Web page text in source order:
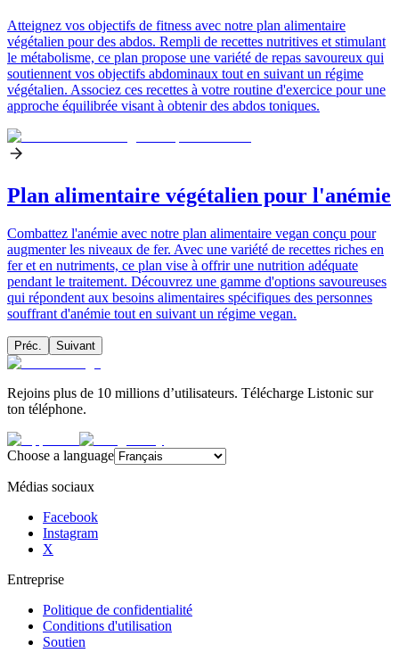
Atteignez vos objectifs de fitness avec notre plan alimentaire
végétalien pour des abdos. Rempli de recettes nutritives et stimulant
le métabolisme, ce plan propose une variété de repas savoureux qui
soutiennent vos objectifs abdominaux tout en suivant un régime
végétalien. Associez ces recettes à votre routine d'exercice pour une
approche équilibrée visant à obtenir des abdos toniques.
Plan alimentaire végétalien pour l'anémie
Combattez l'anémie avec notre plan alimentaire vegan conçu pour
augmenter les niveaux de fer. Avec une variété de recettes riches en
fer et en nutriments, ce plan vise à offrir une nutrition adéquate
pendant le traitement. Découvrez une gamme d'options savoureuses
qui répondent aux besoins alimentaires spécifiques des personnes
souffrant d'anémie tout en suivant un régime vegan.
Préc. Suivant
Rejoins plus de 10 millions d’utilisateurs. Télécharge Listonic sur
ton téléphone.
Choose a language
Médias sociaux
Facebook
Instagram
X
Entreprise
Politique de confidentialité
Conditions d'utilisation
Soutien